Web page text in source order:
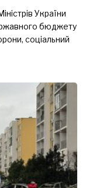
України
бюджету
соціальний